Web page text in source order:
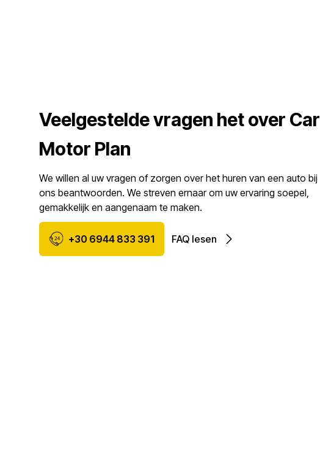
Veelgestelde vragen het over Car
Motor Plan
We willen al uw vragen of zorgen over het huren van een auto bij
ons beantwoorden. We streven ernaar om uw ervaring soepel,
gemakkelijk en aangenaam te maken.
+30 6944 833 391 FAQ lesen